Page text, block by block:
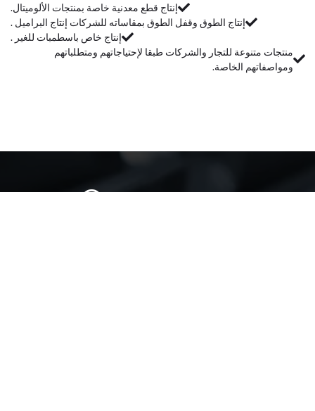
إنتاج قطع معدنية خاصة بمنتجات الألوميتال.
إنتاج الطوق وقفل الطوق بمقاساته للشركات إنتاج البراميل .
إنتاج خاص باسطمبات للغير .
منتجات متنوعة للتجار والشركات طبقا لإحتياجاتهم ومتطلباتهم
ومواصفاتهم الخاصة.
Our success